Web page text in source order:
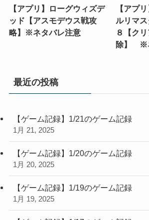
【アプリ】ローグウィズデ
ッド【アスモデウス戦攻
略】※ネタバレ注意
【アプ
ルリマ
８【ク
除】 ※
最近の投稿
【ゲーム記録】1/21のゲーム記録
1月 21, 2025
【ゲーム記録】1/20のゲーム記録
1月 20, 2025
【ゲーム記録】1/19のゲーム記録
1月 19, 2025